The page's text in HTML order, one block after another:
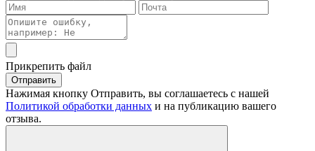
Прикрепить файл
Отправить
Нажимая кнопку Отправить, вы соглашаетесь с нашей
Политикой обработки данных и на публикацию вашего
отзыва.